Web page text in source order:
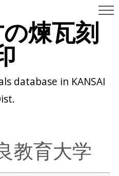
煉瓦刻
database in KANSAI
教育大学